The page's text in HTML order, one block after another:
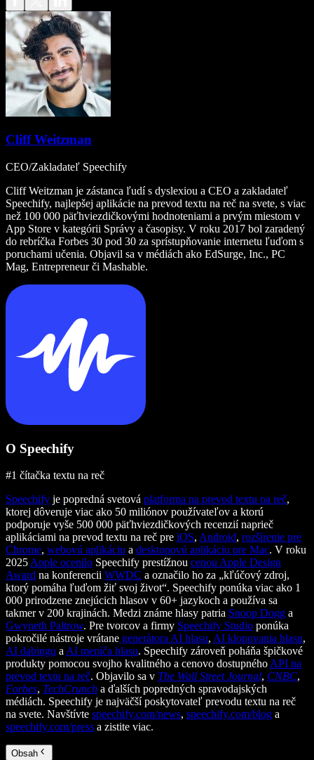
Cliff Weitzman
CEO/Zakladateľ Speechify
Cliff Weitzman je zástanca ľudí s dyslexiou a CEO a zakladateľ
Speechify, najlepšej aplikácie na prevod textu na reč na svete, s viac
než 100 000 päťhviezdičkovými hodnoteniami a prvým miestom v
App Store v kategórii Správy a časopisy. V roku 2017 bol zaradený
do rebríčka Forbes 30 pod 30 za sprístupňovanie internetu ľuďom s
poruchami učenia. Objavil sa v médiách ako EdSurge, Inc., PC
Mag, Entrepreneur či Mashable.
O Speechify
#1 čítačka textu na reč
Speechify je popredná svetová platforma na prevod textu na reč,
ktorej dôveruje viac ako 50 miliónov používateľov a ktorú
podporuje vyše 500 000 päťhviezdičkových recenzií naprieč
aplikáciami na prevod textu na reč pre iOS, Android, rozšírenie pre
Chrome, webovú aplikáciu a desktopovú aplikáciu pre Mac. V roku
2025 Apple ocenilo Speechify prestížnou cenou Apple Design
Award na konferencii WWDC a označilo ho za „kľúčový zdroj,
ktorý pomáha ľuďom žiť svoj život“. Speechify ponúka viac ako 1
000 prirodzene znejúcich hlasov v 60+ jazykoch a používa sa
takmer v 200 krajinách. Medzi známe hlasy patria Snoop Dogg a
Gwyneth Paltrow. Pre tvorcov a firmy Speechify Studio ponúka
pokročilé nástroje vrátane generátora AI hlasu, AI klonovania hlasu,
AI dabingu a AI meniča hlasu. Speechify zároveň poháňa špičkové
produkty pomocou svojho kvalitného a cenovo dostupného API na
prevod textu na reč. Objavilo sa v The Wall Street Journal, CNBC,
Forbes, TechCrunch a ďalších popredných spravodajských
médiách. Speechify je najväčší poskytovateľ prevodu textu na reč
na svete. Navštívte speechify.com/news, speechify.com/blog a
speechify.com/press a zistite viac.
Obsah